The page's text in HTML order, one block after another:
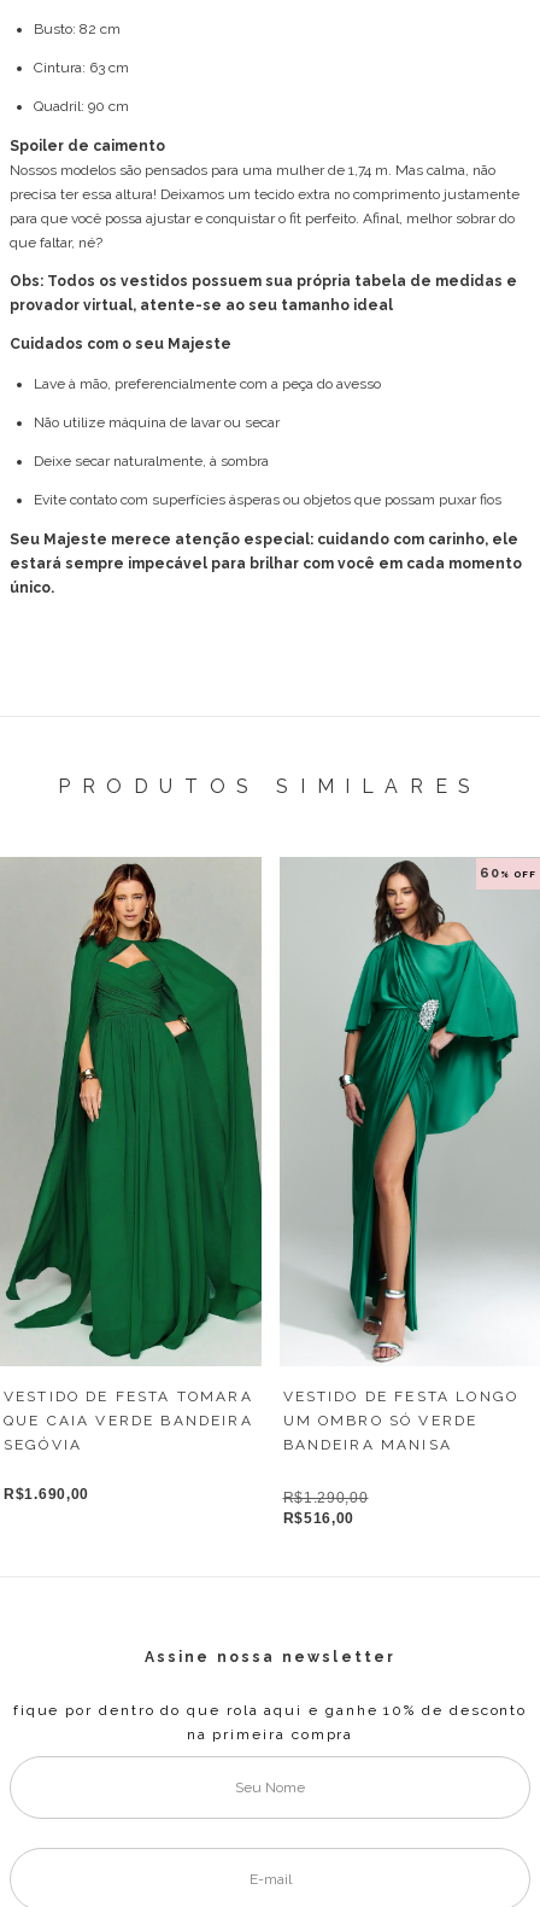
Busto: 82 cm
Cintura: 63 cm
Quadril: 90 cm
Spoiler de caimento
Nossos modelos são pensados para uma mulher de 1,74 m. Mas calma, não
precisa ter essa altura! Deixamos um tecido extra no comprimento justamente
para que você possa ajustar e conquistar o fit perfeito. Afinal, melhor sobrar do
que faltar, né?
Obs: Todos os vestidos possuem sua própria tabela de medidas e
provador virtual, atente-se ao seu tamanho ideal
Cuidados com o seu Majeste
Lave à mão, preferencialmente com a peça do avesso
Não utilize máquina de lavar ou secar
Deixe secar naturalmente, à sombra
Evite contato com superfícies ásperas ou objetos que possam puxar fios
Seu Majeste merece atenção especial: cuidando com carinho, ele
estará sempre impecável para brilhar com você em cada momento
único.
PRODUTOS SIMILARES
VESTIDO DE FESTA TOMARA
QUE CAIA VERDE BANDEIRA
SEGÓVIA
R$1.690,00
60 % OFF
VESTIDO DE FESTA LONGO
UM OMBRO SÓ VERDE
BANDEIRA MANISA
R$1.290,00
R$516,00
Assine nossa newsletter
fique por dentro do que rola aqui e ganhe 10% de desconto
na primeira compra